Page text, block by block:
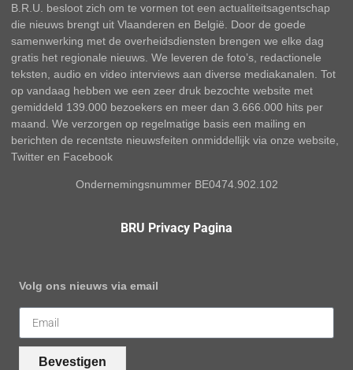
B.R.U. besloot zich om te vormen tot een actualiteitsagentschap
die nieuws brengt uit Vlaanderen en België. Door de goede
samenwerking met de overheidsdiensten brengen we elke dag
gratis het regionale nieuws. We leveren de foto’s, redactionele
teksten, audio en video interviews aan diverse mediakanalen. Tot
op vandaag hebben we een zeer druk bezochte website met
gemiddeld 139.000 bezoekers en meer dan 3.666.000 hits per
maand. We verzorgen op regelmatige basis een mailing en
berichten de recentste nieuwsfeiten onmiddellijk via onze website,
Twitter en Facebook
Ondernemingsnummer BE0474.902.102
BRU Privacy Pagina
Volg ons nieuws via email
Bevestigen